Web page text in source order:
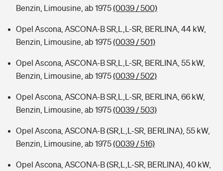
Benzin, Limousine, ab 1975(0039 / 500)
Opel Ascona, ASCONA-B SR,L,L-SR, BERLINA, 44 kW,
Benzin, Limousine, ab 1975(0039 / 501)
Opel Ascona, ASCONA-B SR,L,L-SR, BERLINA, 55 kW,
Benzin, Limousine, ab 1975(0039 / 502)
Opel Ascona, ASCONA-B SR,L,L-SR, BERLINA, 66 kW,
Benzin, Limousine, ab 1975(0039 / 503)
Opel Ascona, ASCONA-B (SR,L,L-SR, BERLINA), 55 kW,
Benzin, Limousine, ab 1975(0039 / 516)
Opel Ascona, ASCONA-B (SR,L,L-SR, BERLINA), 40 kW,